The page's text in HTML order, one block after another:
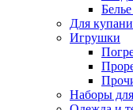
Для
Игрушки
Наборы